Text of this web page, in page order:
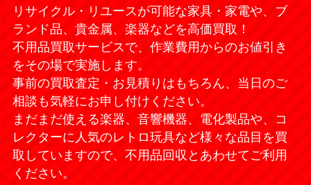
リサイクル・リユースが可能な家具・家電や、ブ
ランド品、貴金属、楽器などを高価買取！
不用品買取サービスで、作業費用からのお値引き
をその場で実施します。
事前の買取査定・お見積りはもちろん、当日のご
相談も気軽にお申し付けください。
まだまだ使える楽器、音響機器、電化製品や、コ
レクターに人気のレトロ玩具など様々な品目を買
取していますので、不用品回収とあわせてご利用
ください。